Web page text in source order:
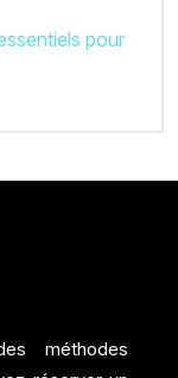
pour
méthodes